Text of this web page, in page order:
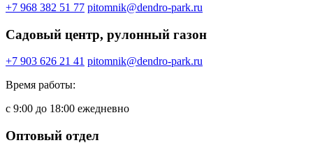
+7 968 382 51 77 pitomnik@dendro-park.ru
Садовый центр, рулонный газон
+7 903 626 21 41 pitomnik@dendro-park.ru
Время работы:
с 9:00 до 18:00 ежедневно
Оптовый отдел